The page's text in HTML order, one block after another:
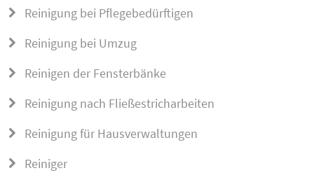
Reinigung bei Pflegebedürftigen
Reinigung bei Umzug
Reinigen der Fensterbänke
Reinigung nach Fließestricharbeiten
Reinigung für Hausverwaltungen
Reiniger